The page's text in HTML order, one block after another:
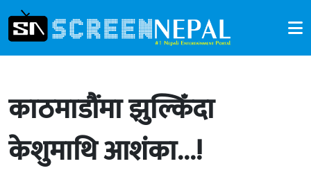
काठमाडौंमा झुल्किँदा
केशुमाथि आशंका…!